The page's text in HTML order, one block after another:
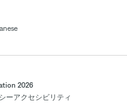
2026
ーアクセシビリティ